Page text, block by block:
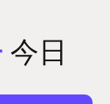
今日